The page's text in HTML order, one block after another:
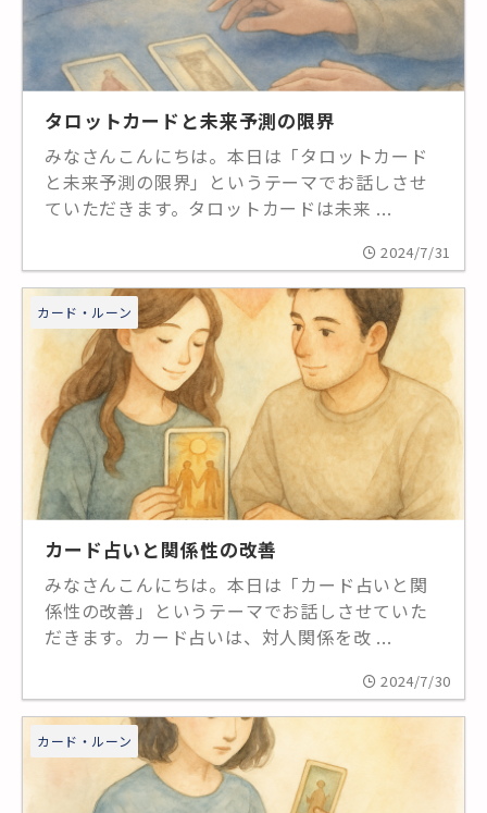
タロットカードと未来予測の限界
みなさんこんにちは。本日は「タロットカード
と未来予測の限界」というテーマでお話しさせ
ていただきます。タロットカードは未来 ...
2024/7/31
カード・ルーン
カード占いと関係性の改善
みなさんこんにちは。本日は「カード占いと関
係性の改善」というテーマでお話しさせていた
だきます。カード占いは、対人関係を改 ...
2024/7/30
カード・ルーン